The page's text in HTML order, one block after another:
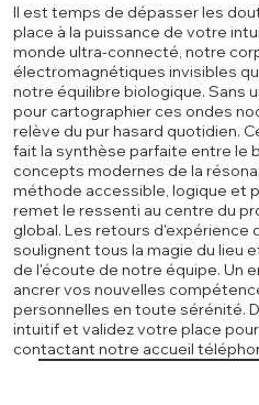
Il est temps de dépasser les
place à la puissance de votre
monde ultra-connecté, notre
électromagnétiques invisibles
notre équilibre biologique. Sans
pour cartographier ces ondes
relève du pur hasard quotidien.
fait la synthèse parfaite entre le
concepts modernes de la
méthode accessible, logique et
remet le ressenti au centre du
global. Les retours d'expérience
soulignent tous la magie du lieu
de l'écoute de notre équipe. Un
ancrer vos nouvelles
personnelles en toute sérénité.
intuitif et validez votre place
contactant notre accueil